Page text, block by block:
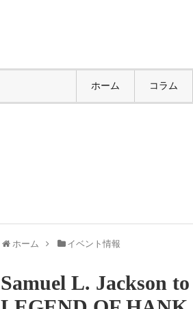
ホーム コラム
ホーム イベント情報
Samuel L. Jackson